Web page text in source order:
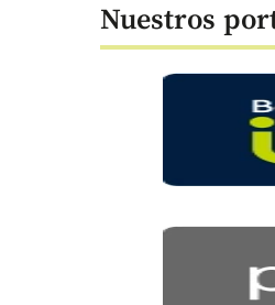
Nuestros